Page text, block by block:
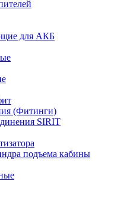
для АКБ
(Фитинги)
SIRIT
подъема кабины